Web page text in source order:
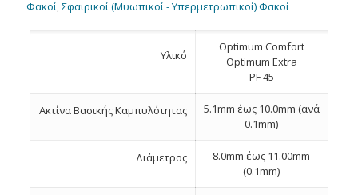
Φακοί,Σφαιρικοί (Μυωπικοί - Υπερμετρωπικοί) Φακοί
Υλικό
Optimum Comfort
Optimum Extra
PF 45
Ακτίνα Βασικής Καμπυλότητας
5.1mm έως 10.0mm (ανά
0.1mm)
Διάμετρος
8.0mm έως 11.00mm
(0.1mm)